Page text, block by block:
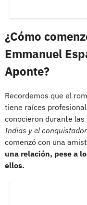
¿Cómo
Emmanuel
Aponte?
Recordemos que el
tiene raíces
conocieron durante
Indias y el conquistador
comenzó con una
una relación, pese a
ellos.